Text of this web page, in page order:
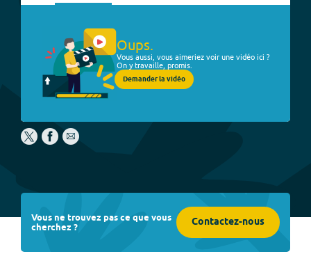
Oups.
Vous aussi, vous aimeriez voir une vidéo ici ?
On y travaille, promis.
Demander la vidéo
Vous ne trouvez pas ce que vous
cherchez ? Contactez-nous